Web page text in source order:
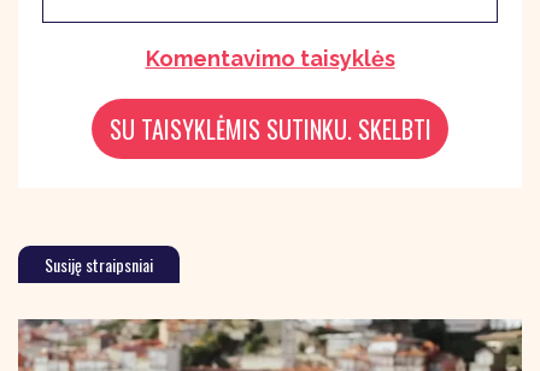
Komentavimo taisyklės
Susiję straipsniai